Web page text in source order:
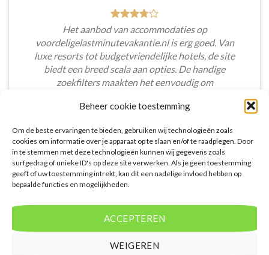
Beheer cookie toestemming
Om de beste ervaringen te bieden, gebruiken wij technologieën zoals
cookies om informatie over je apparaat op te slaan en/of te raadplegen. Door
in te stemmen met deze technologieën kunnen wij gegevens zoals
surfgedrag of unieke ID's op deze site verwerken. Als je geen toestemming
geeft of uw toestemming intrekt, kan dit een nadelige invloed hebben op
bepaalde functies en mogelijkheden.
ACCEPTEREN
WEIGEREN
Het aanbod van accommodaties op
voordeligelastminutevakantie.nl is erg goed. Van
luxe resorts tot budgetvriendelijke hotels, de site
biedt een breed scala aan opties. De handige
zoekfilters maakten het eenvoudig om
voorkeuren en budget.
Tim Beukers/Tilburg